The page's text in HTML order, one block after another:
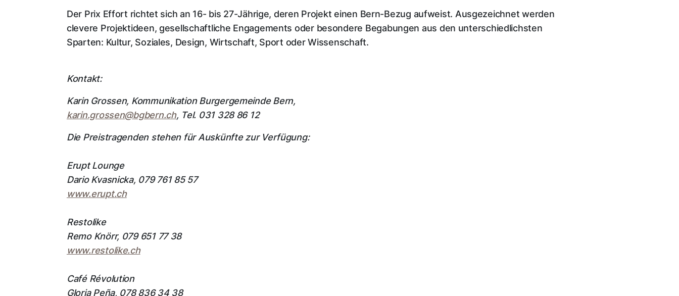
Der Prix Effort richtet sich an 16- bis 27-Jährige, deren Projekt einen Bern-Bezug aufweist. Ausgezeichnet werden
clevere Projektideen, gesellschaftliche Engagements oder besondere Begabungen aus den unterschiedlichsten
Sparten: Kultur, Soziales, Design, Wirtschaft, Sport oder Wissenschaft.
Kontakt:
Karin Grossen, Kommunikation Burgergemeinde Bern,
karin.grossen@bgbern.ch, Tel. 031 328 86 12
Die Preistragenden stehen für Auskünfte zur Verfügung:
Erupt Lounge
Dario Kvasnicka, 079 761 85 57
www.erupt.ch
Restolike
Remo Knörr, 079 651 77 38
www.restolike.ch
Café Révolution
Gloria Peña, 078 836 34 38